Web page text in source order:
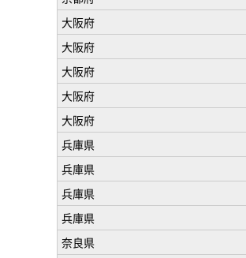
大阪府
大阪府
大阪府
大阪府
大阪府
兵庫県
兵庫県
兵庫県
兵庫県
奈良県